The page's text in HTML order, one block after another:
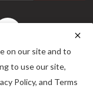
on our site and to
to use our site,
Policy, and Terms